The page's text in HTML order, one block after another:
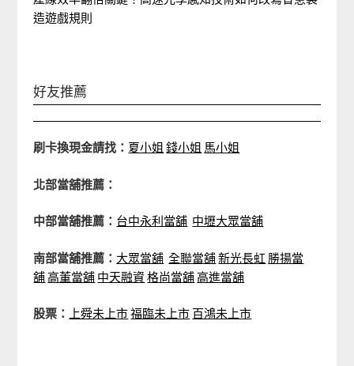
造遊戲規則
好友推薦
刷卡換現金請找： 夏小姐 錢小姐 馬小姐
北部當舖推薦：
中部當舖推薦： 台中永利當舖 中壢大眾當舖
南部當舖推薦： 大眾當舖 全聯當舖新光長虹 勝揚當
舖高董當舖 中天融資格尚當舖高進當舖
股票： 上舜未上市福臨未上市 百鴻未上市